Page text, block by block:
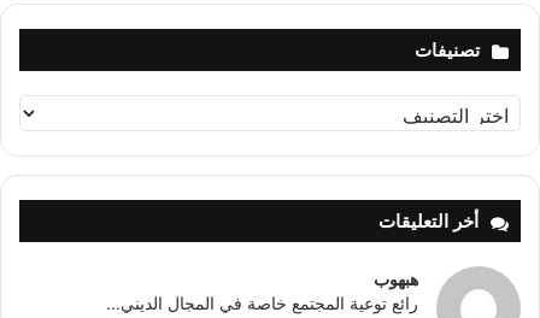
تصنيفات
تصنيفات
أخر التعليقات
هبهوب
رائع توعية المجتمع خاصة في المجال الديني...